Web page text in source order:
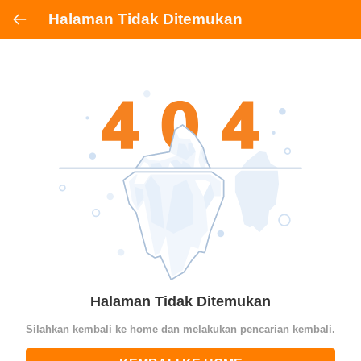
Halaman Tidak Ditemukan
Halaman Tidak Ditemukan
Silahkan kembali ke home dan melakukan pencarian kembali.